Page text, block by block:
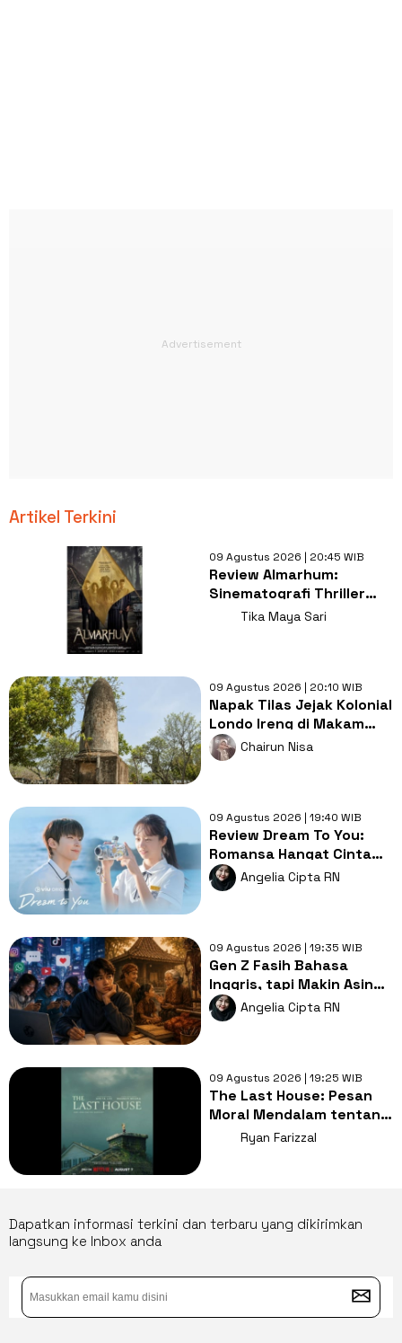
Artikel Terkini
09 Agustus 2026 | 20:45 WIB
Review Almarhum:
Sinematografi Thriller
Misteri Bernyawa
Tika Maya Sari
09 Agustus 2026 | 20:10 WIB
Napak Tilas Jejak Kolonial
Londo Ireng di Makam
Kherkof Purworejo
Chairun Nisa
09 Agustus 2026 | 19:40 WIB
Review Dream To You:
Romansa Hangat Cinta
Pertama, Luka dan
Impian
Angelia Cipta RN
09 Agustus 2026 | 19:35 WIB
Gen Z Fasih Bahasa
Inggris, tapi Makin Asing
dengan Bahasa Ibu,
Mengapa?
Angelia Cipta RN
09 Agustus 2026 | 19:25 WIB
The Last House: Pesan
Moral Mendalam tentang
Hubungan Manusia dan
Ryan Farizzal
Dapatkan informasi terkini dan terbaru yang dikirimkan
langsung ke Inbox anda